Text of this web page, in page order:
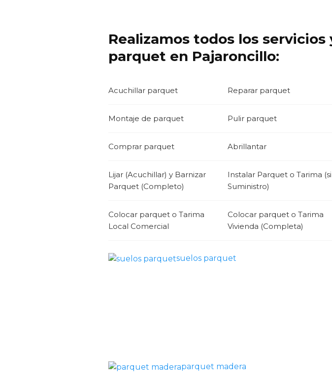
Realizamos todos los
parquet en Pajaroncillo:
Acuchillar parquet Reparar parquet
Montaje de parquet Pulir parquet
Comprar parquet Abrillantar
Lijar (Acuchillar) y Barnizar
Parquet (Completo)
Instalar Parquet o Tarima
Suministro)
Colocar parquet o Tarima
Local Comercial
Colocar parquet o Tarima
Vivienda (Completa)
suelos parquet
parquet madera